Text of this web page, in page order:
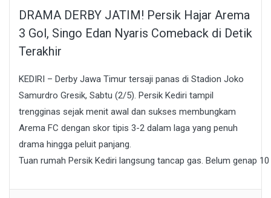
DRAMA DERBY JATIM! Persik Hajar Arema
3 Gol, Singo Edan Nyaris Comeback di Detik
Terakhir
KEDIRI – Derby Jawa Timur tersaji panas di Stadion Joko
Samurdro Gresik, Sabtu (2/5). Persik Kediri tampil
trengginas sejak menit awal dan sukses membungkam
Arema FC dengan skor tipis 3-2 dalam laga yang penuh
drama hingga peluit panjang.
Tuan rumah Persik Kediri langsung tancap gas. Belum genap